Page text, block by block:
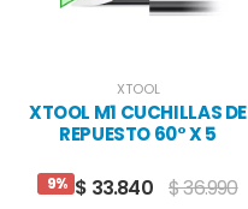
XTOOL
XTOOL M1 CUCHILLAS DE
REPUESTO 60° X 5
9% $ 33.840 $ 36.990